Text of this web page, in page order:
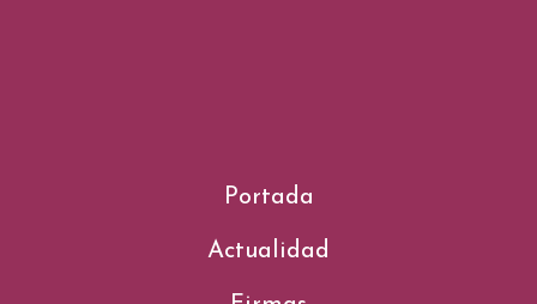
Portada
Actualidad